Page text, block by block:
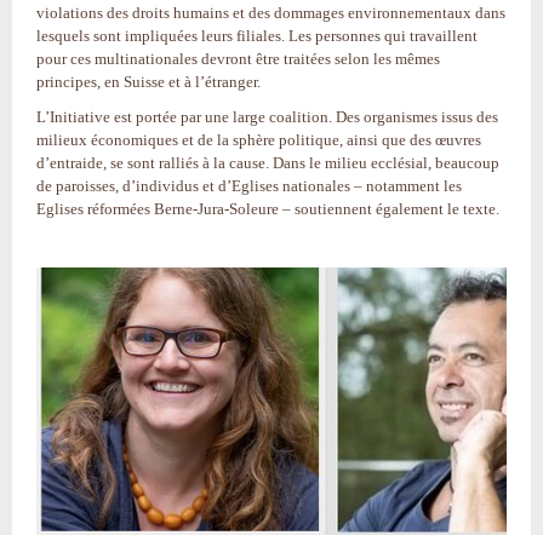
violations des droits humains et des dommages environnementaux dans
lesquels sont impliquées leurs filiales. Les personnes qui travaillent
pour ces multinationales devront être traitées selon les mêmes
principes, en Suisse et à l’étranger.
L’Initiative est portée par une large coalition. Des organismes issus des
milieux économiques et de la sphère politique, ainsi que des œuvres
d’entraide, se sont ralliés à la cause. Dans le milieu ecclésial, beaucoup
de paroisses, d’individus et d’Eglises nationales – notamment les
Eglises réformées Berne-Jura-Soleure – soutiennent également le texte.